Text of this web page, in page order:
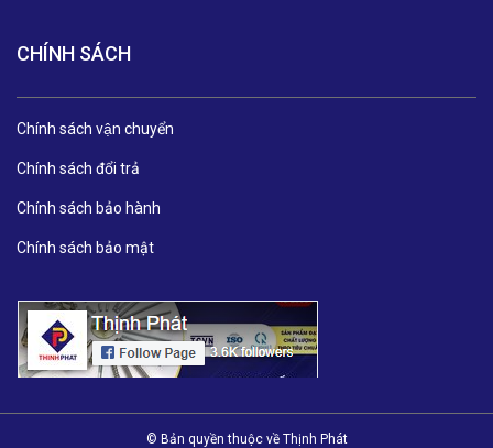
CHÍNH SÁCH
Chính sách vận chuyển
Chính sách đổi trả
Chính sách bảo hành
Chính sách bảo mật
© Bản quyền thuộc về Thịnh Phát